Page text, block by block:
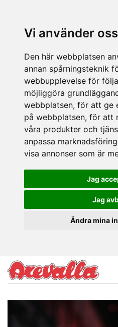
Vi använder
Den här webbplatsen
annan spårningsteknik
webbupplevelse för
möjliggöra
webbplatsen, för att ge
på webbplatsen, för att
våra produkter och
anpassa
visa annonser som är
Jag
Jag
Ändra mina